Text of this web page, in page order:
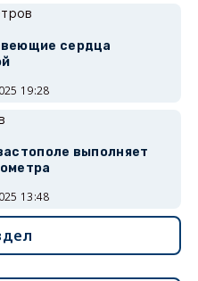
сердца
19:28
выполняет
13:48